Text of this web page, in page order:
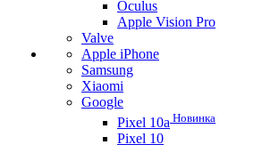
Oculus
Apple Vision Pro
Valve
Apple iPhone
Samsung
Xiaomi
Google
Pixel 10a Новинка
Pixel 10